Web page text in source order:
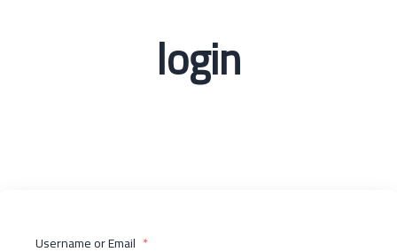
login
Username or Email *